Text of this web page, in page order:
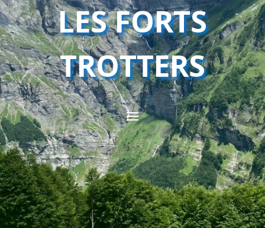
LES FORTS
TROTTERS